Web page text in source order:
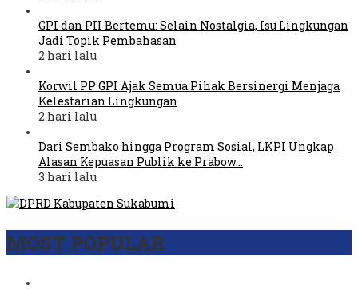
GPI dan PII Bertemu: Selain Nostalgia, Isu Lingkungan
Jadi Topik Pembahasan
2 hari lalu
Korwil PP GPI Ajak Semua Pihak Bersinergi Menjaga
Kelestarian Lingkungan
2 hari lalu
Dari Sembako hingga Program Sosial, LKPI Ungkap
Alasan Kepuasan Publik ke Prabow…
3 hari lalu
MOST POPULAR